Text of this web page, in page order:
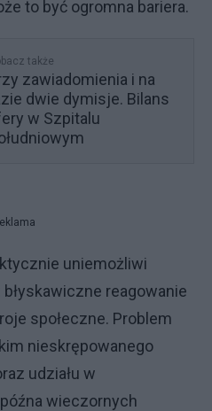
to być ogromna bariera.
także
zawiadomienia i na
dwie dymisje. Bilans
w Szpitalu
uniemożliwi
reagowanie
społeczne. Problem
nieskrępowanego
udziału w
wieczornych